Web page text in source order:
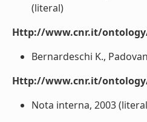
(literal)
Http://www.cnr.it/
Bernardeschi K.,
Http://www.cnr.it/
Nota interna, 2003